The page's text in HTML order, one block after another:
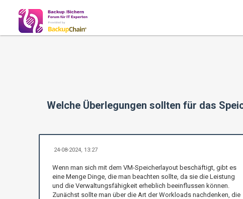
Welche Überlegungen sollten für das
24-08-2024, 13:27
Wenn man sich mit dem VM-Speicherlayout beschäftigt, gibt es
eine Menge Dinge, die man beachten sollte, da sie die Leistung
und die Verwaltungsfähigkeit erheblich beeinflussen können.
Zunächst sollte man über die Art der Workloads nachdenken, die